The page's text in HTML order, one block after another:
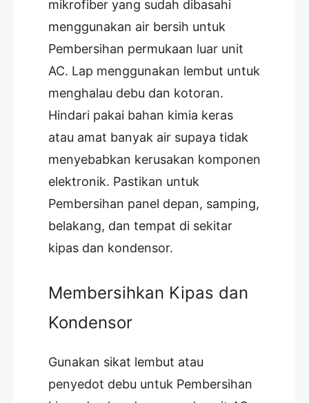
mikrofiber yang sudah dibasahi
menggunakan air bersih untuk
Pembersihan permukaan luar unit
AC. Lap menggunakan lembut untuk
menghalau debu dan kotoran.
Hindari pakai bahan kimia keras
atau amat banyak air supaya tidak
menyebabkan kerusakan komponen
elektronik. Pastikan untuk
Pembersihan panel depan, samping,
belakang, dan tempat di sekitar
kipas dan kondensor.
Membersihkan Kipas dan
Kondensor
Gunakan sikat lembut atau
penyedot debu untuk Pembersihan